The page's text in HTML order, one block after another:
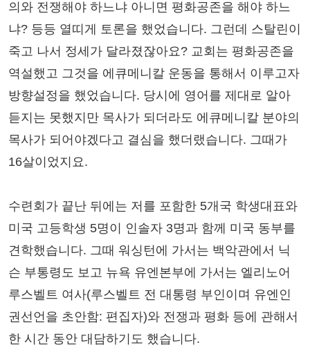
의와 전쟁해야 하느냐 아니면 평화공존을 해야 하느
냐? 등등 열띠게 토론을 했었습니다. 그런데 스탈린이
죽고 나서 정세가 달라졌잖아요? 교회는 평화공존을
역설했고 그것을 에큐메니칼 운동을 통해서 이루고자
방향설정을 했었습니다. 당시에 영어를 제대로 알아
듣지는 못했지만 목사가 되더라도 에큐메니칼 분야의
목사가 되어야겠다고 결심을 했더랬습니다. 그때가
16살이었지요.
수련회가 끝난 뒤에는 저를 포함한 5개국 학생대표와
미국 고등학생 5명이 인솔자 3명과 함께 미국 동부를
견학했습니다. 그때 워싱턴에 가서는 백악관에서 닉
슨 부통령도 보고 뉴욕 유엔본부에 가서는 엘리노어
루스벨트 여사(루스벨트 전 대통령 부인이며 유엔인
권선언을 초안함: 편집자)와 전쟁과 평화 등에 관해서
한 시간 동안 대담하기도 했습니다.